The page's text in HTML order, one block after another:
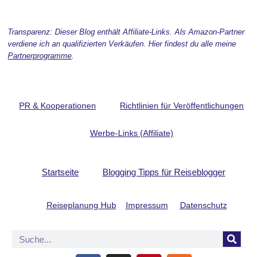
Transparenz: Dieser Blog enthält Affiliate-Links. Als Amazon-Partner
verdiene ich an qualifizierten Verkäufen. Hier findest du alle meine
Partnerprogramme.
PR & Kooperationen Richtlinien für Veröffentlichungen
Werbe-Links (Affiliate)
Startseite Blogging Tipps für Reiseblogger
Reiseplanung Hub Impressum Datenschutz